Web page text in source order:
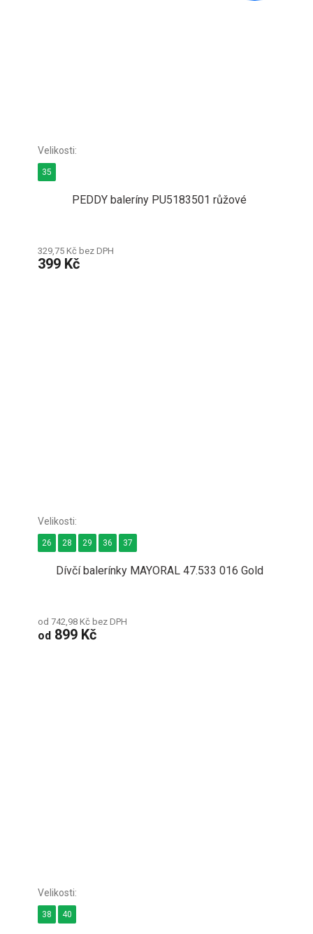
PEDDY baleríny PU5183501 růžové
329,75 Kč bez DPH
399 Kč
35
Dívčí balerínky MAYORAL 47.533 016 Gold
od 742,98 Kč bez DPH
od 899 Kč
26 28 29 36 37
38 40